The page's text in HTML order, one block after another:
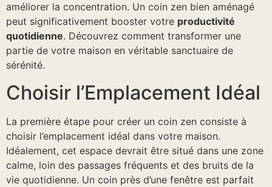
améliorer la concentration. Un coin zen bien aménagé
peut significativement booster votre productivité
quotidienne. Découvrez comment transformer une
partie de votre maison en véritable sanctuaire de
sérénité.
Choisir l’Emplacement Idéal
La première étape pour créer un coin zen consiste à
choisir l’emplacement idéal dans votre maison.
Idéalement, cet espace devrait être situé dans une zone
calme, loin des passages fréquents et des bruits de la
vie quotidienne. Un coin près d’une fenêtre est parfait